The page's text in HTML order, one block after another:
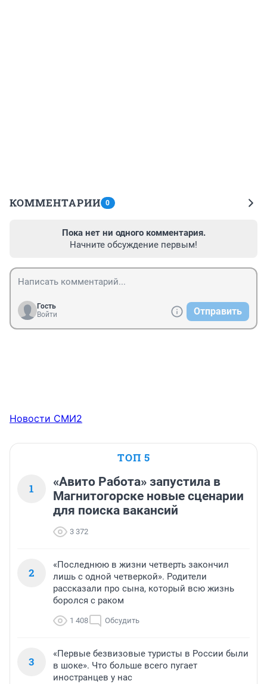
КОММЕНТАРИИ 0
Пока нет ни одного комментария.
Начните обсуждение первым!
Гость
Войти
Отправить
Новости СМИ2
ТОП 5
1
«Авито Работа» запустила в
Магнитогорске новые сценарии
для поиска вакансий
3 372
2
«Последнюю в жизни четверть закончил
лишь с одной четверкой». Родители
рассказали про сына, который всю жизнь
боролся с раком
1 408 Обсудить
3
«Первые безвизовые туристы в России были
в шоке». Что больше всего пугает
иностранцев у нас